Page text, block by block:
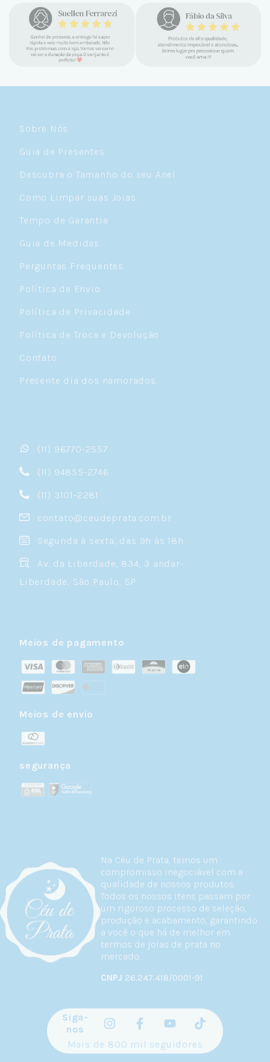
encontrar a Céu. Atendimento
personalizado, verdadeiras jóias prata 925,
mimos e brindes incríveis. Virei cliente fiel
e amo demais as pratas que são lindas, tem
um brilho incrível e preço super justo. Fora
Na Céu de Prata, temos um
compromisso inegociável com a
qualidade de nossos produtos.
Todos os nossos itens passam por
um rigoroso processo de seleção,
produção e acabamento, garantindo
a você o que há de melhor em
termos de joias de prata no
mercado.
CNPJ 26.247.418/0001-91
Sobre Nós
Guia de Presentes
Descubra o Tamanho do seu Anel
Como Limpar suas Joias
Tempo de Garantia
Guia de Medidas
Perguntas Frequentes
Política de Envio
Política de Privacidade
Política de Troca e Devolução
Contato
Presente dia dos namorados
(11) 96770-2557
(11) 94855-2746
(11) 3101-2281
contato@ceudeprata.com.br
Segunda à sexta, das 9h às 18h
Av. da Liberdade, 834, 3 andar-
Liberdade, São Paulo, SP
Meios de pagamento
Meios de envio
segurança
Siga-
nos
Mais de 800 mil seguidores